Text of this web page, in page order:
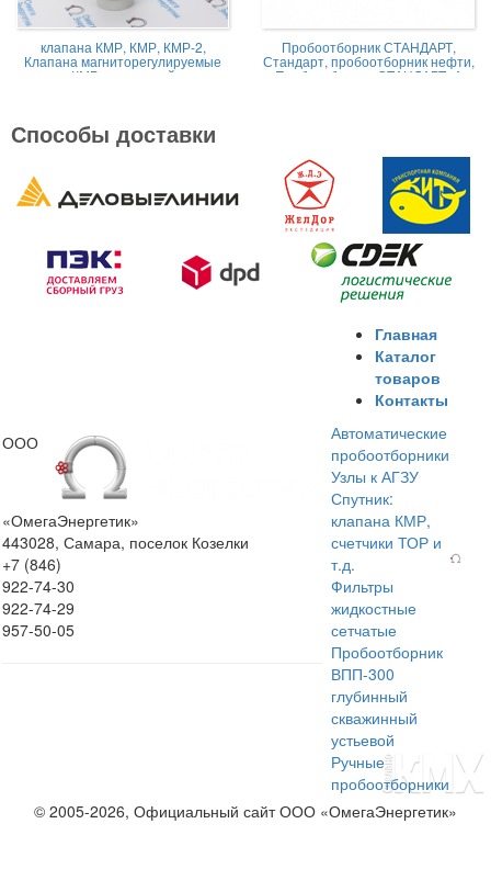
клапана КМР, КМР, КМР-2,
Клапана магниторегулируемые
КМР жидкостной
Пробоотборник СТАНДАРТ,
Стандарт, пробоотборник нефти,
Пробоотборник СТАНДАРТ -А
Способы доставки
ООО
«ОмегаЭнергетик»
443028, Самара, поселок Козелки
+7 (846)
922-74-30
922-74-29
957-50-05
Главная
Каталог
товаров
Контакты
Автоматические
пробоотборники
Узлы к АГЗУ
Спутник:
клапана КМР,
счетчики ТОР и
т.д.
Фильтры
жидкостные
сетчатые
Пробоотборник
ВПП-300
глубинный
скважинный
устьевой
Ручные
пробоотборники
© 2005-2026, Официальный сайт ООО «ОмегаЭнергетик»